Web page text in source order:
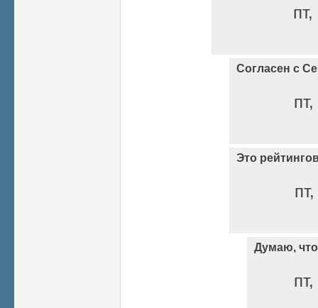
Согласен с
Это
Думаю,